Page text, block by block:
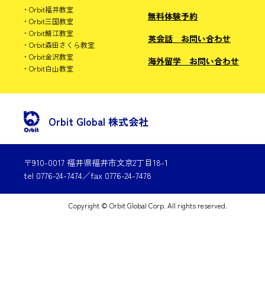
Orbit福井教室
Orbit三国教室
Orbit鯖江教室
Orbit森田さくら教室
Orbit金沢教室
Orbit白山教室
無料体験予約
英会話 お問い合わせ
海外留学 お問い合わせ
Orbit Global 株式会社
〒910-0017 福井県福井市文京2丁目18-1
tel 0776-24-7474／fax 0776-24-7478
Copyright © Orbit Global Corp. All rights reserved.